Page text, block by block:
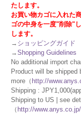
たします。
お買い物カゴに入れた
ゴの中身を一度"削除"
します。
→ ショッピングガイド
→Shopping Guidelines
No additional import
Product will be shipped
more（ http://
Shipping :
Shipping to US | see
（ http://